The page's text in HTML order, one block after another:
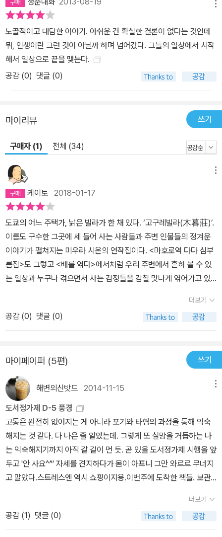
노골적이고 대담한 이야기. 아쉬운 건 확실한 결론이 없다는 것인데
뭐, 인생이란 그런 것이 아닐까 하며 넘어갔다. 그들의 일상에서 시작
해서 일상으로 끝을 맺는다.
공감 (0) 댓글 (0)
마이리뷰 쓰기
구매자 (1) 전체 (34)
케이토 2018-01-17
도쿄의 어느 주택가, 낡은 빌라가 한 채 있다. ‘고구레빌라(木暮莊)’.
이름도 구수한 그곳에 세 들어 사는 사람들과 주변 인물들의 정겨운
이야기가 펼쳐지는 미우라 시온의 연작집이다. <마호로역 다다 심부
름집>도 그렇고 <배를 엮다>에서처럼 우리 주변에서 흔히 볼 수 있
는 일상과 누구나 겪으면서 사는 감정들을 감칠 맛나게 엮어가고 있
할 수 있다니 약간 변태적인 요소까지도 무덤덤하게 받아들이게 되는
대단한 재주를 지닌 작가다. 때문에 각각의 캐릭터들에 대한 공감도
가 높아져 그들의 감성이 고스란히 전해져온다. 2층 목조건물 고구
본가로 들어오는 바람에 잠시 나와서 거주하고 있는 주인 고구레와
자유분방한 생활을 하고 있는 여대생의 집이 있고, 2층의 두 집에는
꽃집에서 일하는 수수한 아가씨와 중간 규모의 회사에 다니는 샐러리
맨이 각각 살고 있다. 오래된 허름한 건물이라 벽도 얇고 방도 비좁지
만 작은 마당에서 강아지 존이 흙을 파며 재롱을 부리는 정감이 가득
한 곳이다. 이곳에 사는 네 명의 입주자와 그들 주변의 사람들을 주인
공으로 한 일곱 편의 이야기에는 다양한 종류의 사랑이 존재한다. 떠
난다는 말도 없이 사라졌다가 3년 만에 돌아온 옛 연인으로 인해 현
재 애인과 셋이 기묘한 동거를 하게 된 꽃집 아가씨 마유 <Simply H
인 할아버지 고구레 <심신(心身)>. 전철역 기둥에 난데없이 돋아난
괴상한 형태의 돌기를 보고 동질감을 느끼는 동네 애견미용사 미네와
야쿠자 두목 마에다 <기둥에 난 돌기>. 남편의 외도를 눈치 채고 마
더보기
공감 (0) 댓글 (0)
마이페이퍼 (5편) 쓰기
해변의신밧드 2014-11-15
도서정가제 D-5 풍경
고통은 완전히 없어지는 게 아니라 포기와 타협의 과정을 통해 익숙
해지는 것 같다. 다 나은 줄 알았는데. 그렇게 또 실망을 거듭하는 나
는 익숙해지기까지 아직 갈 길이 먼 듯. 곧 있을 도서정가제 시행을 앞
두고 '안 사요^^' 자세를 견지하다가 몸이 아프니 그만 와르르 무너지
고 말았다.스트레스엔 역시 쇼핑이지용.이번주에 도착한 책들. 보관
구니엔 25만원어치 책들이 결제를 기다리고 있다.그래도 좀 쟁여놓
더보기
공감 (1) 댓글 (0)